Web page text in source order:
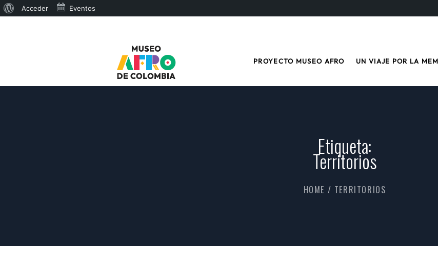
Acerca
Acceder Eventos
PROYECTO MUSEO AFRO UN VIAJE POR LA
Etiqueta:
Territorios
HOME / TERRITORIOS